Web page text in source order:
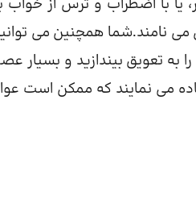
با اضطراب و ترس از خواب
نامند.شما همچنین می
به تعویق بیندازید و بسیار
می نمایند که ممکن است